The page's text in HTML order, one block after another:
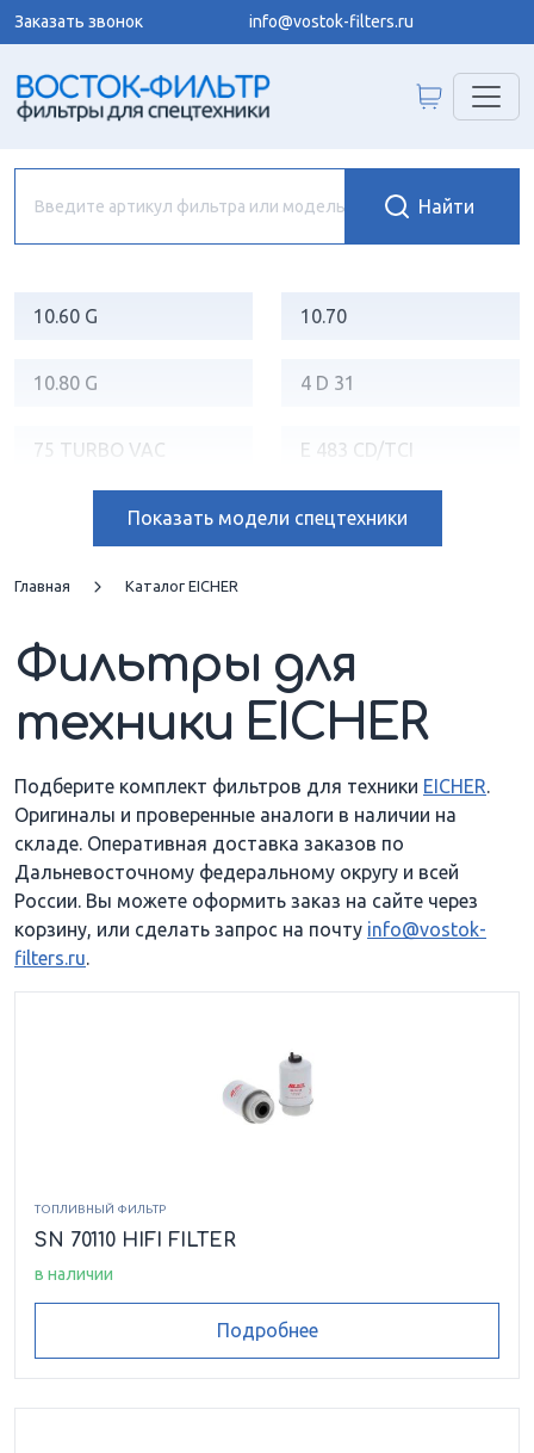
Заказать звонок info@vostok-filters.ru
10.60 G 10.70
10.80 G 4 D 31
75 TURBO VAC E 483 CD/TCI
E 483 NA/ND E 483 TD/TC
JUMBO
TIGER 74
Показатьмодели спецтехники
Главная Каталог EICHER
Фильтры для
техники EICHER
Подберите комплект фильтров для техники EICHER.
Оригиналы и проверенные аналоги в наличии на
складе. Оперативная доставка заказов по
Дальневосточному федеральному округу и всей
России. Вы можете оформить заказ на сайте через
корзину, или сделать запрос на почту info@vostok-
filters.ru.
ТОПЛИВНЫЙ ФИЛЬТР
SN 70110 HIFI FILTER
в наличии
Подробнее